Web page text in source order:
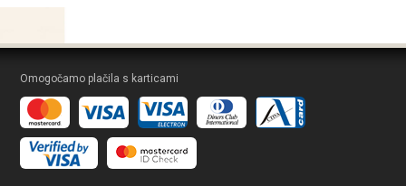
Omogočamo plačila s karticami